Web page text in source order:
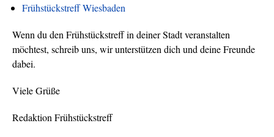
Frühstückstreff Wiesbaden
Wenn du den Frühstückstreff in deiner Stadt veranstalten
möchtest, schreib uns, wir unterstützen dich und deine Freunde
dabei.
Viele Grüße
Redaktion Frühstückstreff